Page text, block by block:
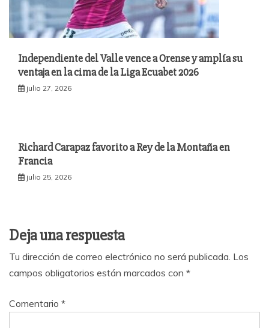
Independiente del Valle vence a Orense y amplía su
ventaja en la cima de la Liga Ecuabet 2026
julio 27, 2026
Richard Carapaz favorito a Rey de la Montaña en
Francia
julio 25, 2026
Deja una respuesta
Tu dirección de correo electrónico no será publicada. Los
campos obligatorios están marcados con *
Comentario *